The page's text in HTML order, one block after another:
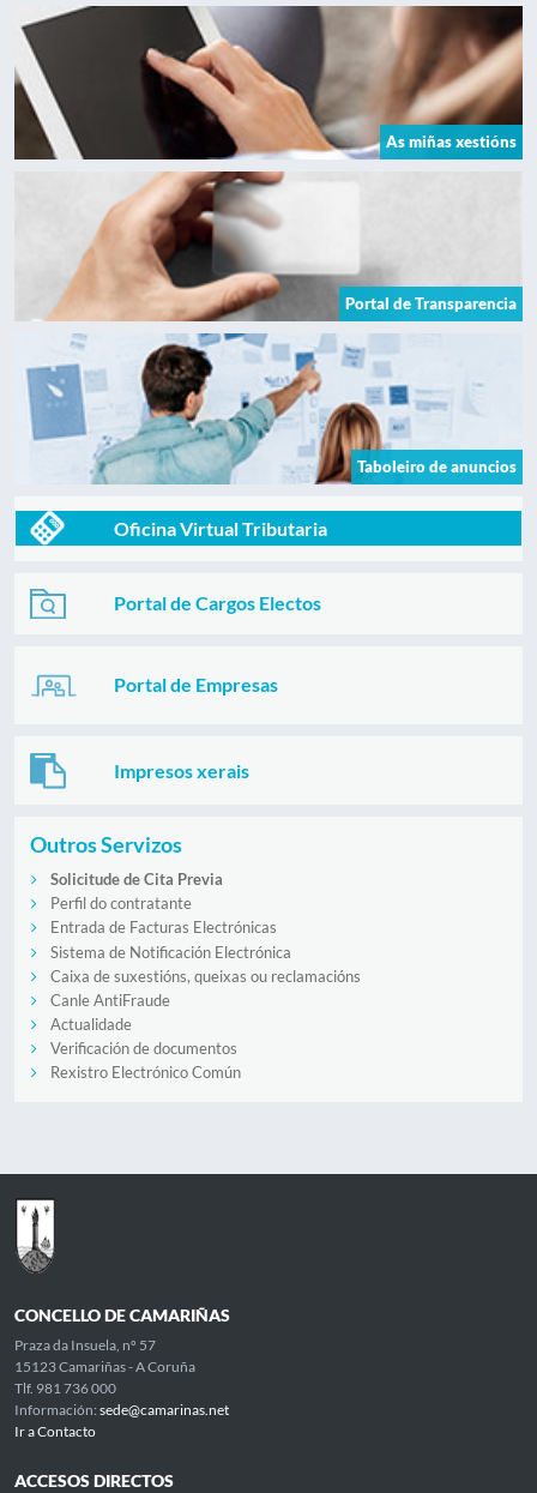
As miñas xestións
Portal de Transparencia
Taboleiro de anuncios
Oficina Virtual Tributaria
Portal de Cargos Electos
Portal de Empresas
Impresos xerais
Outros Servizos
Solicitude de Cita Previa
Perfil do contratante
Entrada de Facturas Electrónicas
Sistema de Notificación Electrónica
Caixa de suxestións, queixas ou reclamacións
Canle AntiFraude
Actualidade
Verificación de documentos
Rexistro Electrónico Común
CONCELLO DE CAMARIÑAS
Praza da Insuela, nº 57
15123 Camariñas - A Coruña
Tlf. 981 736 000
Información: sede@camarinas.net
Ir a Contacto
ACCESOS DIRECTOS